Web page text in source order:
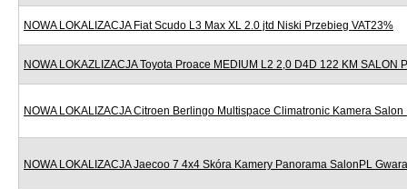
NOWA LOKALIZACJA Fiat Scudo L3 Max XL 2.0 jtd Niski Przebieg VAT23%
NOWA LOKAZLIZACJA Toyota Proace MEDIUM L2 2,0 D4D 122 KM SALON
NOWA LOKALIZACJA Citroen Berlingo Multispace Climatronic Kamera Salon
NOWA LOKALIZACJA Jaecoo 7 4x4 Skóra Kamery Panorama SalonPL